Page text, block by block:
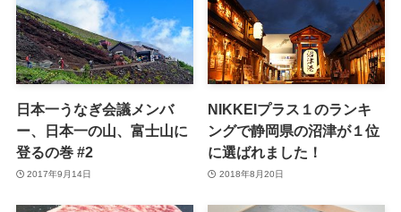
日本一うなぎ会議メンバ
ー、日本一の山、富士山に
登るの巻 #2
2017年9月14日
NIKKEIプラス１のランキ
ングで静岡県の沼津が１位
に選ばれました！
2018年8月20日